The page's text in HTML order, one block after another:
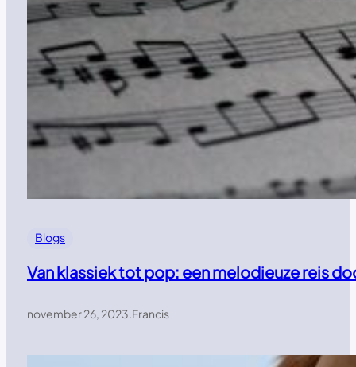
Blogs
Van klassiek tot pop: een melodieuze reis
november 26, 2023.Francis